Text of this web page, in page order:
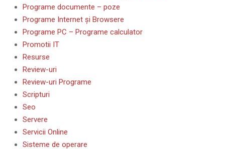
Programe documente – poze
Programe Internet și Browsere
Programe PC – Programe calculator
Promotii IT
Resurse
Review-uri
Review-uri Programe
Scripturi
Seo
Servere
Servicii Online
Sisteme de operare